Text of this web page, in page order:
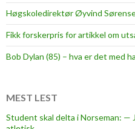
Høgskoledirektør Øyvind
Fikk forskerpris for artikkel om
Bob Dylan (85) – hva er det med
MEST LEST
Student skal delta i Norseman: —